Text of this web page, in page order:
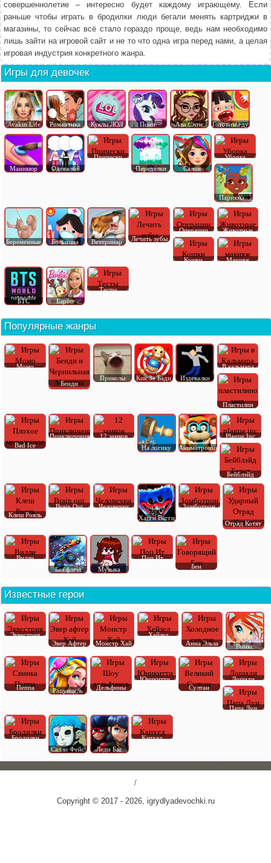
совершеннолетие – интересно будет каждому играющему. Если
раньше чтобы играть в бродилки люди бегали менять картриджи в
магазины, то сейчас всё стало гораздо проще, ведь нам необходимо
лишь зайти на игровой сайт и не то что одна игра перед нами, а целая
игровая индустрия конкретного жанра.
Игры для девочек
Avakin Life Романтика Куклы ЛОЛ Пони Ава Сити Готовим еду
Маникюр Одевалки
Прически
Переделки
Салон
Уборка
Парикма..
Беременные Больница Ветеринар Лечить зубы
Операции Животные
Кошки Макияж
БТС Барби
Тесты
Популярные жанры
Момо
Бенди
Приколы Кик Зе Бади Издевалки
В кальмара
Пластилин
Bad Ice
Приключения
12 замков
На логику
Аниматроник
Plague Inc
Бейблэйд
Клеш Рояль
Brain Out
Человечки
Хагги Вагги
Зомботрон
Отряд Котят
Вилли
Без флеш
Музыка
Поп Ит
Бен
Известные герои
Эквестрия
Эвер Афтер
Монстр Хай
Хейзел
Анна Эльза
Винкс
Пеппа Рапунцель Дельфины
Юникитти
Султан
Лошади
Папа Луи
Бродилки
Салли Фейс
Леди Баг
Капхед
/
Copyright © 2017 - 2026, igrydlyadevochki.ru